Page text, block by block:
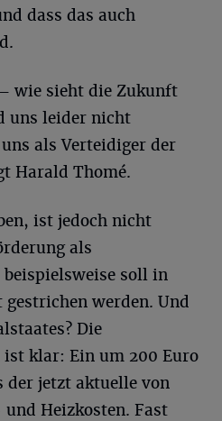
dass das auch
wie sieht die Zukunft
uns leider nicht
als Verteidiger der
Harald Thomé.
ist jedoch nicht
als
soll in
werden. Und
Die
klar: Ein um 200 Euro
der jetzt aktuelle von
Heizkosten. Fast